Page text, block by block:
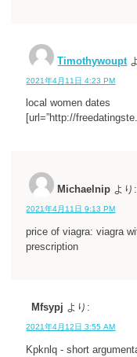
Timothywoupt
2021年4月11日 4:23 PM
local women dates
[url=”http://
Michaelnip より:
2021年4月11日 9:13 PM
price of viagra: viagra
prescription
Mfsypj より:
2021年4月12日 3:55 AM
Kpknlq - short